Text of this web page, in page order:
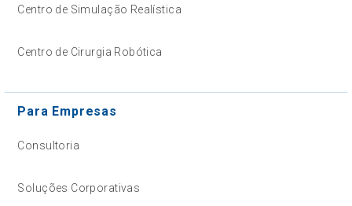
Centro de Simulação Realística
Centro de Cirurgia Robótica
Para Empresas
Consultoria
Soluções Corporativas